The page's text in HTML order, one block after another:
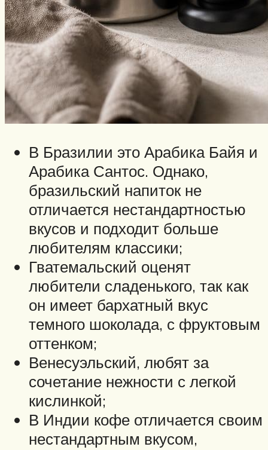
В Бразилии это Арабика Байя и
Арабика Сантос. Однако,
бразильский напиток не
отличается нестандартностью
вкусов и подходит больше
любителям классики;
Гватемальский оценят
любители сладенького, так как
он имеет бархатный вкус
темного шоколада, с фруктовым
оттенком;
Венесуэльский, любят за
сочетание нежности с легкой
кислинкой;
В Индии кофе отличается своим
нестандартным вкусом,